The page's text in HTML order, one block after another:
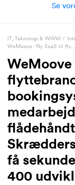
Se
IT, Teknologi & WWW/
WeMoove - Ny SaaS til fly...
WeMoove
få
400